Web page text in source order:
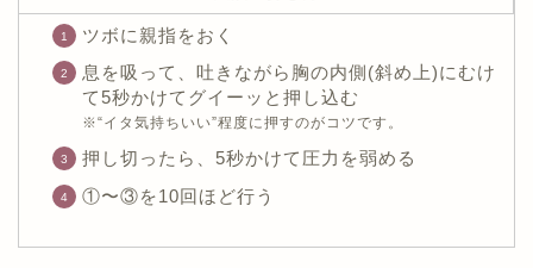
ツボに親指をおく
息を吸って、吐きながら胸の内側(斜め上)にむけ
て5秒かけてグイーッと押し込む
※“イタ気持ちいい”程度に押すのがコツです。
押し切ったら、5秒かけて圧力を弱める
①〜③を10回ほど行う